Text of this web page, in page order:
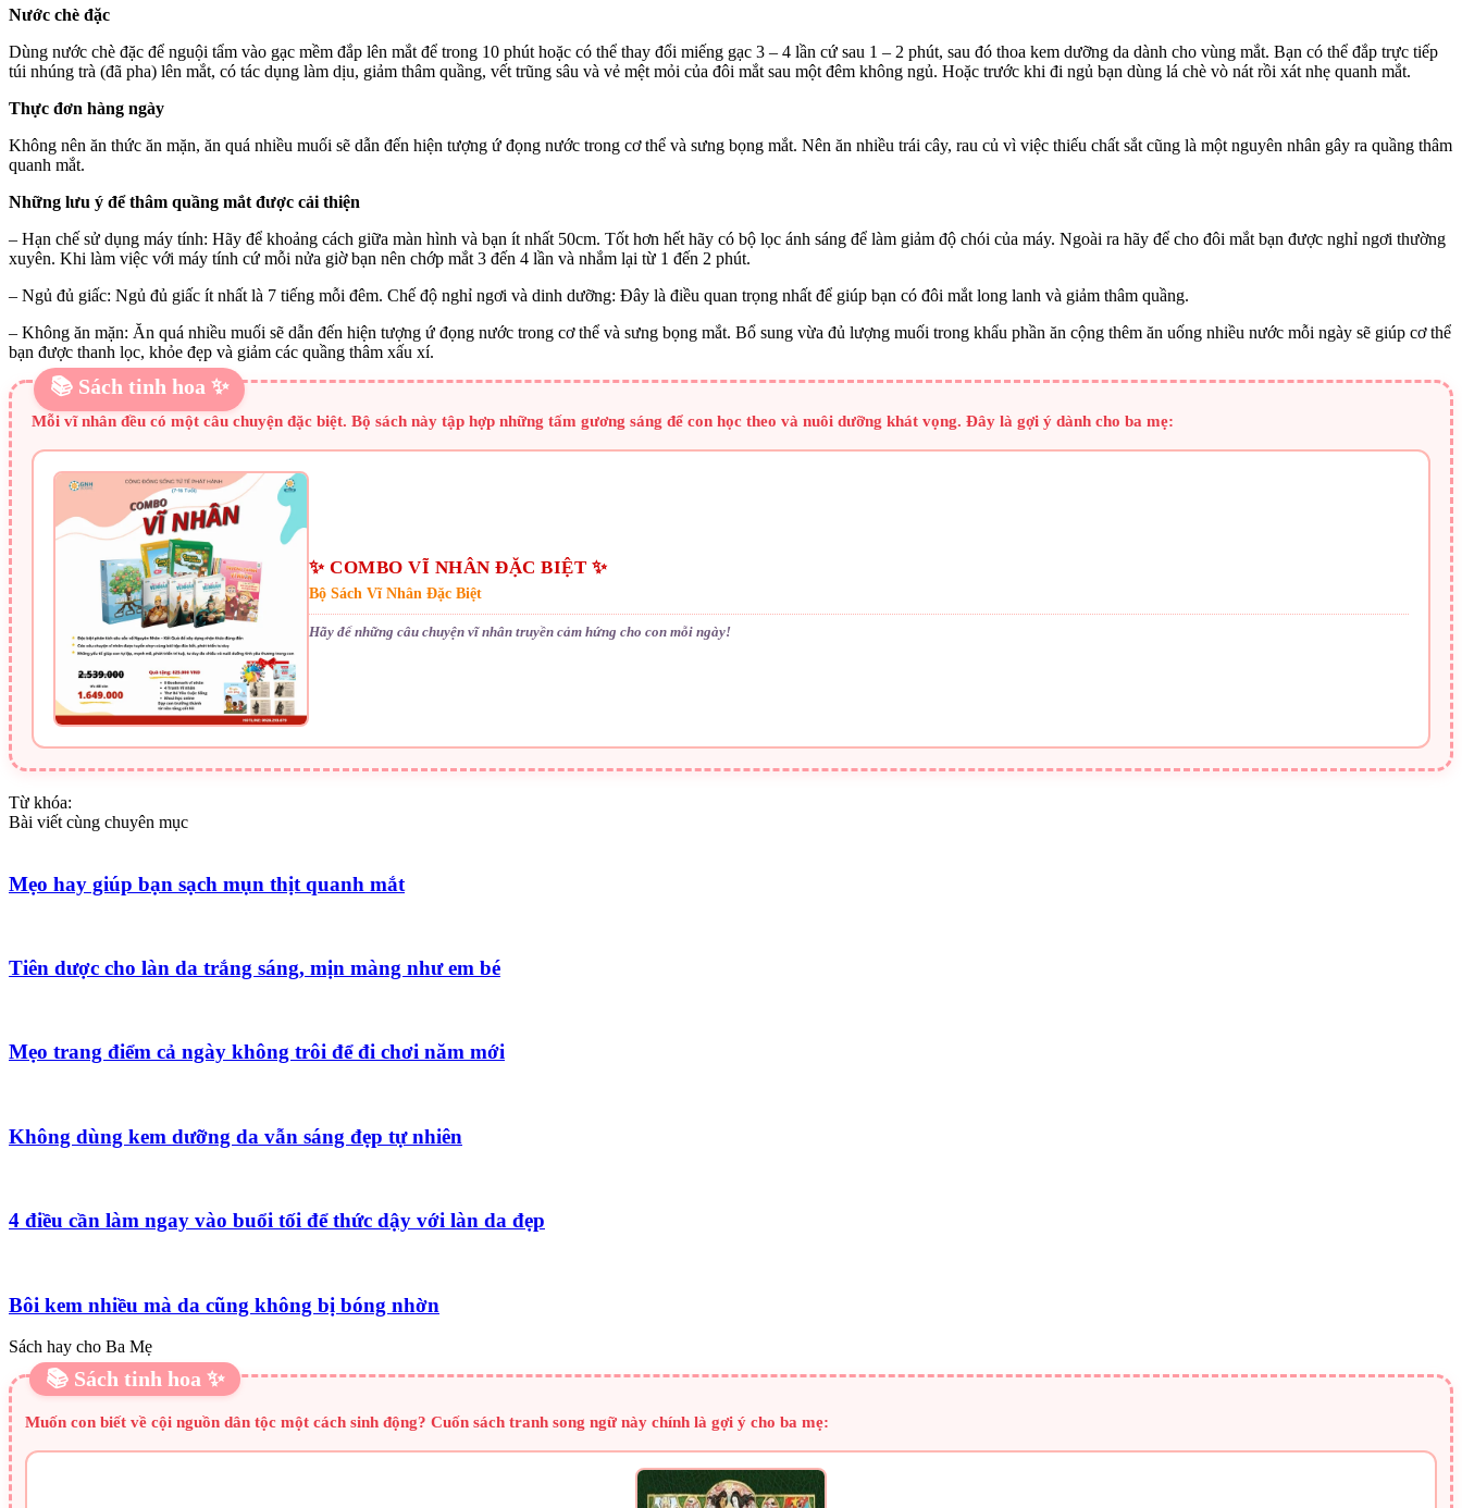
Nước chè đặc
Dùng nước chè đặc để nguội tẩm vào gạc mềm đắp lên mắt để trong 10 phút hoặc có thể thay đổi miếng gạc 3 – 4 lần cứ sau 1 – 2 phút, sau đó thoa kem dưỡng da dành cho vùng mắt. Bạn có thể đắp trực tiếp
túi nhúng trà (đã pha) lên mắt, có tác dụng làm dịu, giảm thâm quầng, vết trũng sâu và vẻ mệt mỏi của đôi mắt sau một đêm không ngủ. Hoặc trước khi đi ngủ bạn dùng lá chè vò nát rồi xát nhẹ quanh mắt.
Thực đơn hàng ngày
Không nên ăn thức ăn mặn, ăn quá nhiều muối sẽ dẫn đến hiện tượng ứ đọng nước trong cơ thể và sưng bọng mắt. Nên ăn nhiều trái cây, rau củ vì việc thiếu chất sắt cũng là một nguyên nhân gây ra quầng thâm
quanh mắt.
Những lưu ý để thâm quầng mắt được cải thiện
– Hạn chế sử dụng máy tính: Hãy để khoảng cách giữa màn hình và bạn ít nhất 50cm. Tốt hơn hết hãy có bộ lọc ánh sáng để làm giảm độ chói của máy. Ngoài ra hãy để cho đôi mắt bạn được nghỉ ngơi thường
xuyên. Khi làm việc với máy tính cứ mỗi nửa giờ bạn nên chớp mắt 3 đến 4 lần và nhắm lại từ 1 đến 2 phút.
– Ngủ đủ giấc: Ngủ đủ giấc ít nhất là 7 tiếng mỗi đêm. Chế độ nghỉ ngơi và dinh dưỡng: Đây là điều quan trọng nhất để giúp bạn có đôi mắt long lanh và giảm thâm quầng.
– Không ăn mặn: Ăn quá nhiều muối sẽ dẫn đến hiện tượng ứ đọng nước trong cơ thể và sưng bọng mắt. Bổ sung vừa đủ lượng muối trong khẩu phần ăn cộng thêm ăn uống nhiều nước mỗi ngày sẽ giúp cơ thể
bạn được thanh lọc, khỏe đẹp và giảm các quầng thâm xấu xí.
📚 Sách tinh hoa ✨
Mỗi vĩ nhân đều có một câu chuyện đặc biệt. Bộ sách này tập hợp những tấm gương sáng để con học theo và nuôi dưỡng khát vọng. Đây là gợi ý dành cho ba mẹ:
✨ COMBO VĨ NHÂN ĐẶC BIỆT ✨
Bộ Sách Vĩ Nhân Đặc Biệt
Hãy để những câu chuyện vĩ nhân truyền cảm hứng cho con mỗi ngày!
Từ khóa:
Bài viết cùng chuyên mục
Mẹo hay giúp bạn sạch mụn thịt quanh mắt
Tiên dược cho làn da trắng sáng, mịn màng như em bé
Mẹo trang điểm cả ngày không trôi để đi chơi năm mới
Không dùng kem dưỡng da vẫn sáng đẹp tự nhiên
4 điều cần làm ngay vào buổi tối để thức dậy với làn da đẹp
Bôi kem nhiều mà da cũng không bị bóng nhờn
Sách hay cho Ba Mẹ
📚 Sách tinh hoa ✨
Muốn con biết về cội nguồn dân tộc một cách sinh động? Cuốn sách tranh song ngữ này chính là gợi ý cho ba mẹ: